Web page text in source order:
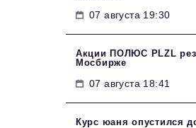
07 августа 19:30
Акции ПОЛЮС PLZL
Мосбирже
07 августа 18:41
Курс юаня опустился